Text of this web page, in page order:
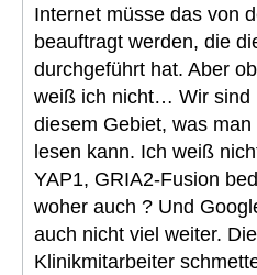
Internet müsse das von
beauftragt werden, die
durchgeführt hat. Aber
weiß ich nicht… Wir sind
diesem Gebiet, was
lesen kann. Ich weiß
YAP1, GRIA2-Fusion
woher auch ? Und
auch nicht viel weiter. Die
Klinikmitarbeiter